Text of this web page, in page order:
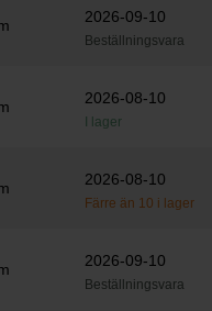
2026-09-10
Beställningsvara
2026-08-10
I lager
2026-08-10
Färre än 10 i lager
2026-09-10
Beställningsvara